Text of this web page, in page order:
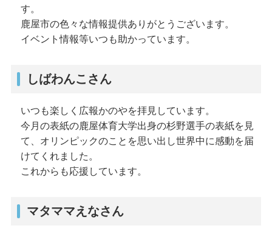
す。
鹿屋市の色々な情報提供ありがとうございます。
イベント情報等いつも助かっています。
しばわんこさん
いつも楽しく広報かのやを拝見しています。
今月の表紙の鹿屋体育大学出身の杉野選手の表紙を見
て、オリンピックのことを思い出し世界中に感動を届
けてくれました。
これからも応援しています。
マタママえなさん